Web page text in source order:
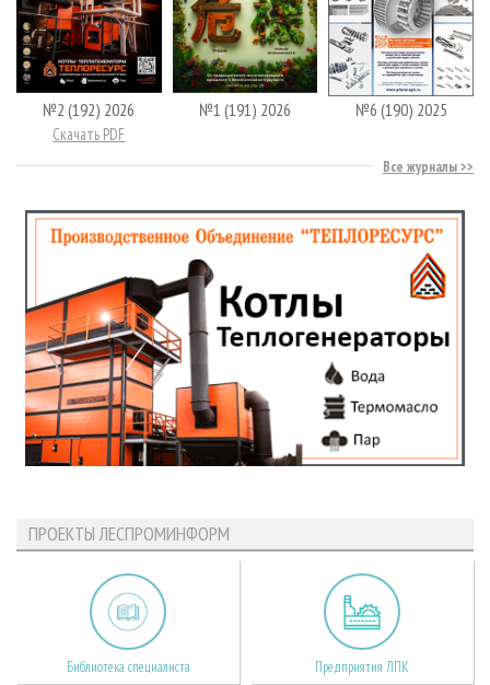
№2 (192) 2026
Скачать PDF
№1 (191) 2026 №6 (190) 2025
Все журналы
ПРОЕКТЫ ЛЕСПРОМИНФОРМ
Библиотека специалиста Предприятия ЛПК